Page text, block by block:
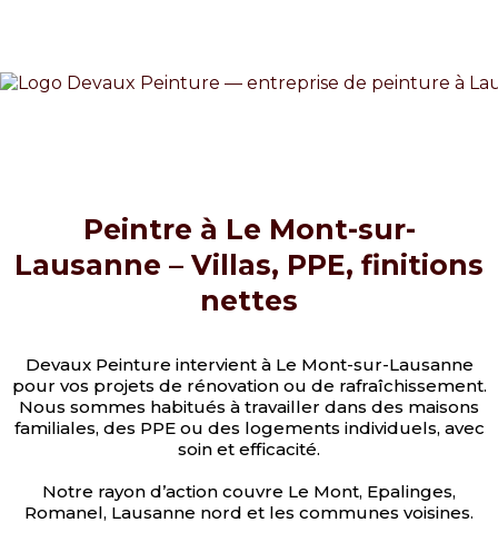
Peintre à Le Mont-sur-
Lausanne – Villas, PPE, finitions
nettes
Devaux Peinture intervient à Le Mont-sur-Lausanne
pour vos projets de rénovation ou de rafraîchissement.
Nous sommes habitués à travailler dans des maisons
familiales, des PPE ou des logements individuels, avec
soin et efficacité.
Notre rayon d’action couvre Le Mont, Epalinges,
Romanel, Lausanne nord et les communes voisines.